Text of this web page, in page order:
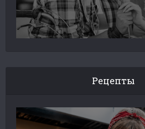
Рецепты